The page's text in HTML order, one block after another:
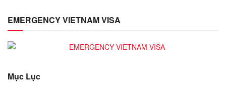
EMERGENCY VIETNAM VISA
Mục Lục